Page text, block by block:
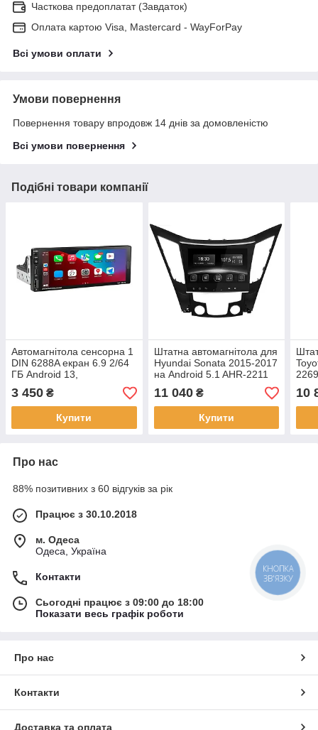
Часткова предоплатат (Завдаток)
Оплата картою Visa, Mastercard - WayForPay
Всі умови оплати
Умови повернення
Повернення товару впродовж 14 днів за домовленістю
Всі умови повернення
Подібні товари компанії
Автомагнітола сенсорна 1
DIN 6288A екран 6.9 2/64
ГБ Android 13,
магнітола на андроїд
3 450 ₴
Купити
Штатна автомагнітола для
Hyundai Sonata 2015-2017
на Android 5.1 AHR-2211
автомобіля
11 040₴
Купити
10
Про нас
88% позитивних з 60 відгуків за рік
Працює з 30.10.2018
м. Одеса
Одеса, Україна
Контакти
Сьогодні працює з 09:00 до 18:00
Показати весь графік роботи
Про нас
Контакти
Доставка та оплата
КНОПКА
ЗВ'ЯЗКУ